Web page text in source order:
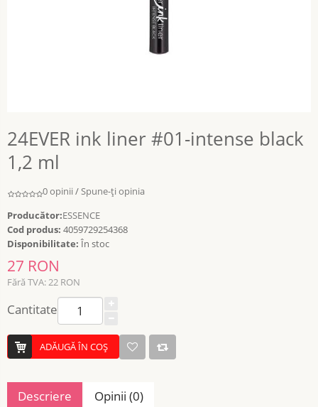
24EVER ink liner #01-intense black
1,2 ml
0 opinii /Spune-ţi opinia
Producător:ESSENCE
Cod produs: 4059729254368
Disponibilitate: În stoc
27 RON
Fără TVA: 22 RON
Cantitate
ADĂUGĂ ÎN COŞ
Descriere Opinii (0)